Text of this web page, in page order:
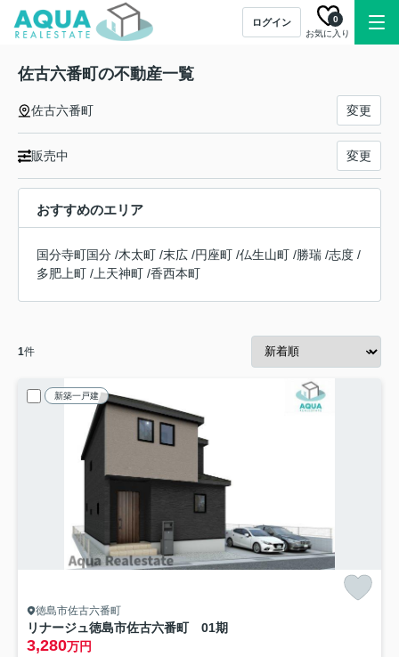
ログイン
お気に入り
0
佐古六番町の不動産一覧
佐古六番町 変更
販売中 変更
おすすめのエリア
国分寺町国分 /木太町 /末広 /円座町 /仏生山町 /勝瑞 /志度 /
多肥上町 / 上天神町 /香西本町
1件
新築一戸建
徳島市佐古六番町
リナージュ徳島市佐古六番町 01期
3,280万円